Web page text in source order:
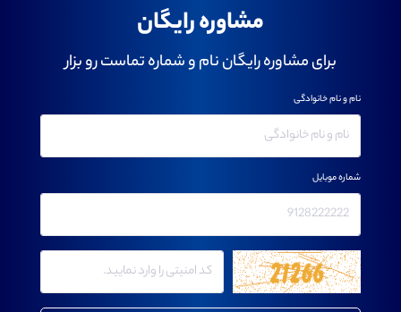
مشاوره رایگان
برای مشاوره رایگان نام و شماره تماست رو بزار
نام و نام خانوادگی
شماره موبایل